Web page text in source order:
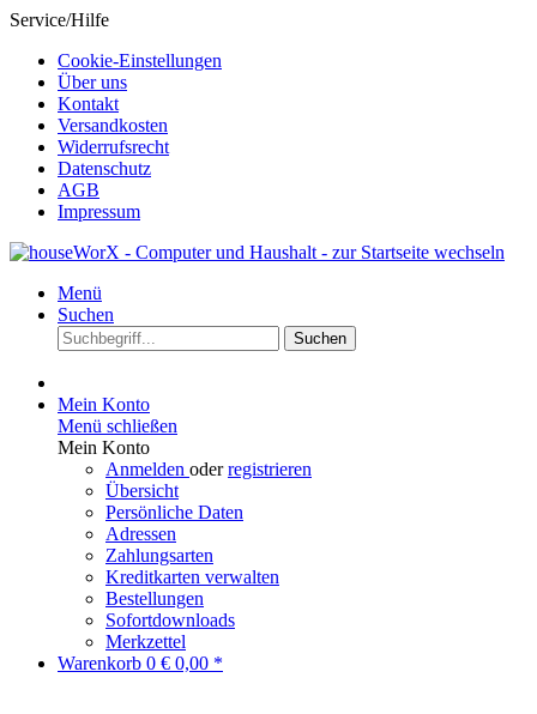
Service/Hilfe
Cookie-Einstellungen
Über uns
Kontakt
Versandkosten
Widerrufsrecht
Datenschutz
AGB
Impressum
Menü
Suchen
Suchen
Mein Konto
Menü schließen
Mein Konto
Anmelden oderregistrieren
Übersicht
Persönliche Daten
Adressen
Zahlungsarten
Kreditkarten verwalten
Bestellungen
Sofortdownloads
Merkzettel
Warenkorb 0 € 0,00 *